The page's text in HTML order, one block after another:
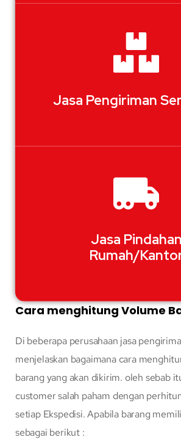
Jasa Pengiriman
Jasa Pindahan
Rumah/
Cara menghitung Volume
Di beberapa perusahaan jasa
menjelaskan bagaimana cara
barang yang akan dikirim. oleh sebab
customer salah paham dengan
setiap Ekspedisi. Apabila barang
sebagai berikut :